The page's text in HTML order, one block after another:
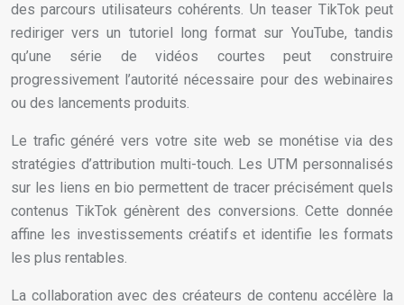
des parcours utilisateurs cohérents. Un teaser TikTok peut
rediriger vers un tutoriel long format sur YouTube, tandis
qu’une série de vidéos courtes peut construire
progressivement l’autorité nécessaire pour des webinaires
ou des lancements produits.
Le trafic généré vers votre site web se monétise via des
stratégies d’attribution multi-touch. Les UTM personnalisés
sur les liens en bio permettent de tracer précisément quels
contenus TikTok génèrent des conversions. Cette donnée
affine les investissements créatifs et identifie les formats
les plus rentables.
La collaboration avec des créateurs de contenu accélère la